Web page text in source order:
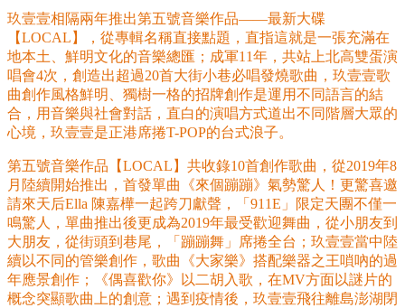
玖壹壹相隔兩年推出第五號音樂作品——最新大碟
【LOCAL】，從專輯名稱直接點題，直指這就是一張充滿在
地本土、鮮明文化的音樂總匯；成軍11年，共站上北高雙蛋演
唱會4次，創造出超過20首大街小巷必唱發燒歌曲，玖壹壹歌
曲創作風格鮮明、獨樹一格的招牌創作是運用不同語言的結
合，用音樂與社會對話，直白的演唱方式道出不同階層大眾的
心境，玖壹壹是正港席捲T-POP的台式浪子。
第五號音樂作品【LOCAL】共收錄10首創作歌曲，從2019年8
月陸續開始推出，首發單曲《來個蹦蹦》氣勢驚人！更驚喜邀
請來天后Ella 陳嘉樺一起跨刀獻聲，「911E」限定天團不僅一
鳴驚人，單曲推出後更成為2019年最受歡迎舞曲，從小朋友到
大朋友，從街頭到巷尾，「蹦蹦舞」席捲全台；玖壹壹當中陸
續以不同的管樂創作，歌曲《大家樂》搭配樂器之王嗩吶的過
年應景創作；《偶喜歡你》以二胡入歌，在MV方面以謎片的
概念突顯歌曲上的創意；遇到疫情後，玖壹壹飛往離島澎湖閉